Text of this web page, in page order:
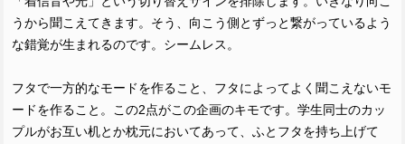
うから聞こえてきます。そう、向こう側とずっと繋がっているよう
な錯覚が生まれるのです。シームレス。
フタで一方的なモードを作ること、フタによってよく聞こえないモ
ードを作ること。この2点がこの企画のキモです。学生同士のカッ
プルがお互い机とか枕元においてあって、ふとフタを持ち上げて